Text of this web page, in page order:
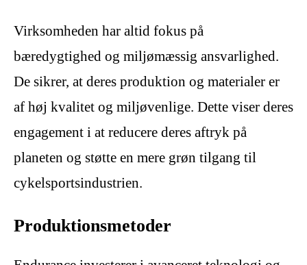
Virksomheden har altid fokus på
bæredygtighed og miljømæssig ansvarlighed.
De sikrer, at deres produktion og materialer er
af høj kvalitet og miljøvenlige. Dette viser deres
engagement i at reducere deres aftryk på
planeten og støtte en mere grøn tilgang til
cykelsportsindustrien.
Produktionsmetoder